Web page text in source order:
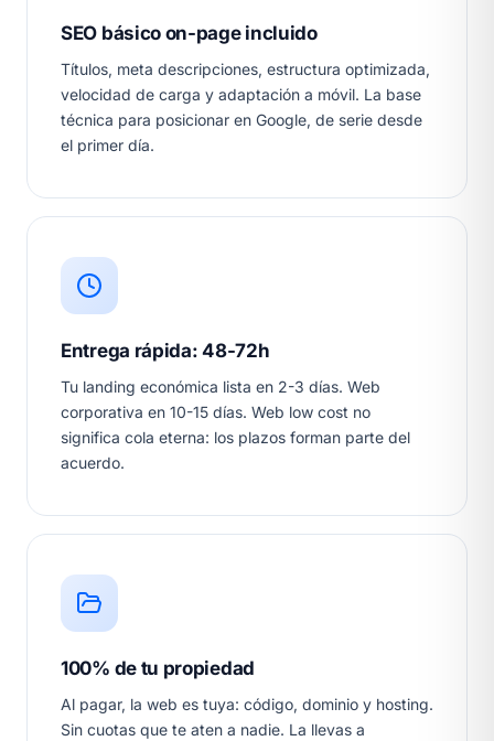
SEO básico on-page incluido
Títulos, meta descripciones, estructura optimizada,
velocidad de carga y adaptación a móvil. La base
técnica para posicionar en Google, de serie desde
el primer día.
Entrega rápida: 48-72h
Tu landing económica lista en 2-3 días. Web
corporativa en 10-15 días. Web low cost no
significa cola eterna: los plazos forman parte del
acuerdo.
100% de tu propiedad
Al pagar, la web es tuya: código, dominio y hosting.
Sin cuotas que te aten a nadie. La llevas a